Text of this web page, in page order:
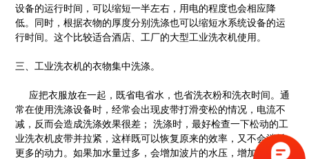
设备的运行时间，可以缩短一半左右，用电的程度也会相应降
低。同时，根据衣物的厚度分别洗涤也可以缩短水系统设备的运
行时间。这个比较适合酒店、工厂的大型工业洗衣机使用。
三、 工业洗衣机的衣物集中洗涤。
应把衣服放在一起，既省电省水，也省洗衣粉和洗衣时间。通
常在使用洗涤设备时，经常会出现皮带打滑变松的情况，电流不
减，反而会造成洗涤效果很差； 洗涤时，最好检查一下松动的工
业洗衣机皮带并拉紧，这样既可以恢复原来的效率，又不会消耗
更多的动力。如果加水量过多，会增加波片的水压，增加电机的